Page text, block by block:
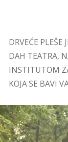
DRVEĆE PLEŠE
DAH TEATRA,
INSTITUTOM
KOJA SE BAVI